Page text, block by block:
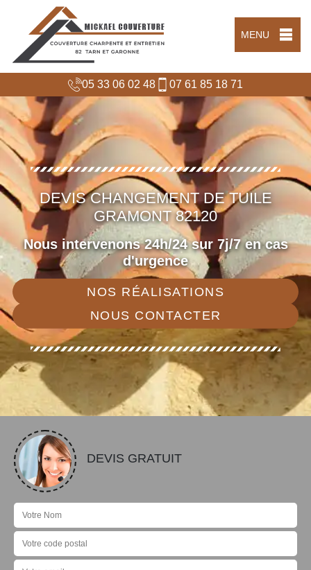
MENU
05 33 06 02 48 07 61 85 18 71
DEVIS CHANGEMENT DE TUILE
GRAMONT 82120
Nous intervenons 24h/24 sur 7j/7 en cas
d'urgence
NOS RÉALISATIONS
NOUS CONTACTER
DEVIS GRATUIT